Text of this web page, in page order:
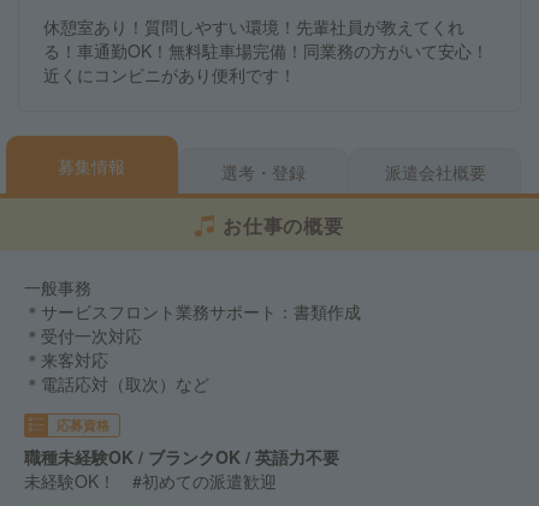
休憩室あり！質問しやすい環境！先輩社員が教えてくれ
る！車通勤OK！無料駐車場完備！同業務の方がいて安心！
近くにコンビニがあり便利です！
募集情報 選考・登録 派遣会社概要
お仕事の概要
一般事務
＊サービスフロント業務サポート：書類作成
＊受付一次対応
＊来客対応
＊電話応対（取次）など
応募資格
職種未経験OK / ブランクOK / 英語力不要
未経験OK！ #初めての派遣歓迎